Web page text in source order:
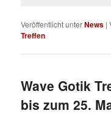
Veröffentlicht unterNews |
Treffen
Wave Gotik
bis zum 25.